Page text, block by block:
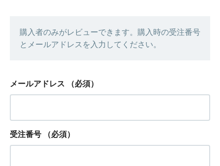
購入者のみがレビューできます。購入時の受注番号
とメールアドレスを入力してください。
メールアドレス （必須）
受注番号 （必須）